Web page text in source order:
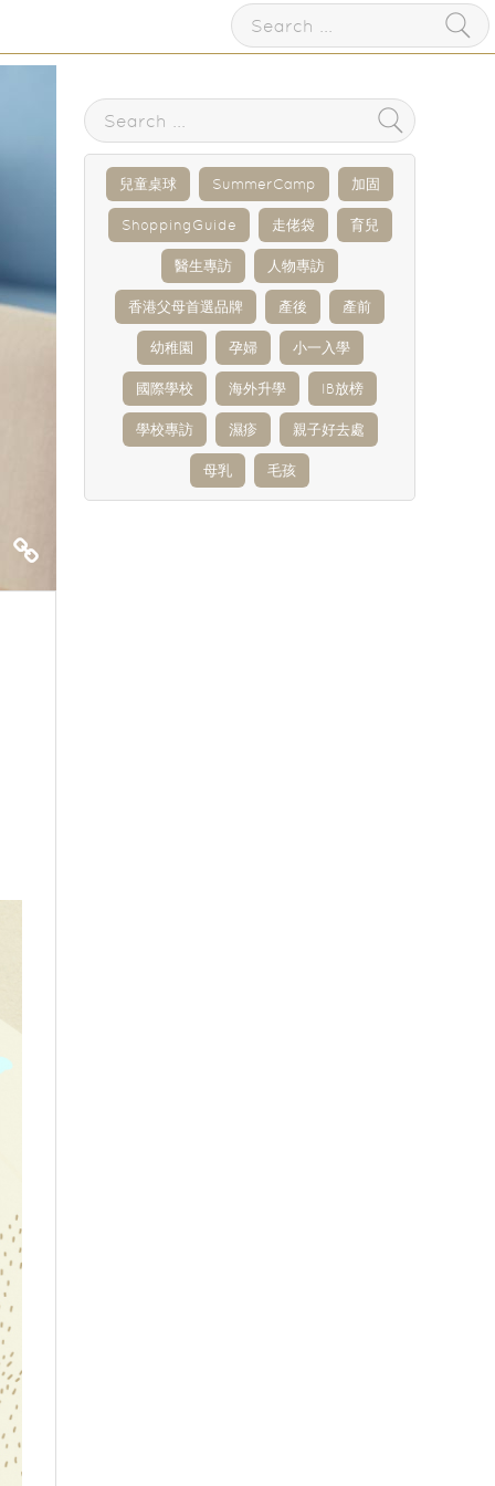
兒童桌球 SummerCamp 加固
ShoppingGuide 走佬袋 育兒
醫生專訪 人物專訪
香港父母首選品牌 產後 產前
幼稚園 孕婦 小一入學
國際學校 海外升學 IB放榜
學校專訪 濕疹 親子好去處
母乳 毛孩